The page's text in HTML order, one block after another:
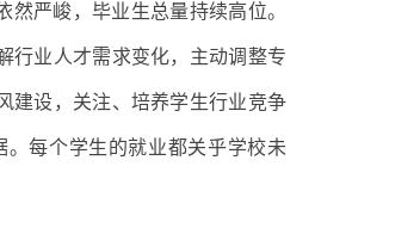
然严峻，毕业生总量持续高位。
行业人才需求变化，主动调整专
建设，关注、培养学生行业竞争
每个学生的就业都关乎学校未